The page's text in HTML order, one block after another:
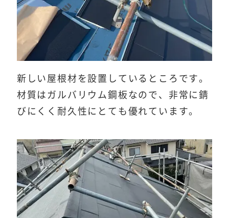
新しい屋根材を設置しているところです。
材質はガルバリウム鋼板なので、非常に錆
びにくく耐久性にとても優れています。